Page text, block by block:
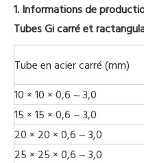
1. Informations de
Tubes Gi carré et
Tube en acier carré (mm)
10 × 10 × 0,6 ~ 3,0
15 × 15 × 0,6 ~ 3,0
20 × 20 × 0,6 ~ 3,0
25 × 25 × 0,6 ~ 3,0